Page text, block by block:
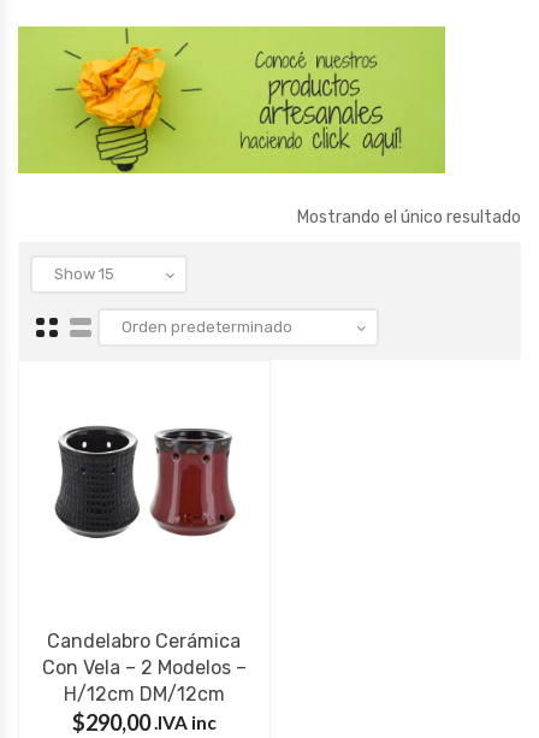
Mostrando el único resultado
Candelabro Cerámica
Con Vela – 2 Modelos –
H/12cm DM/12cm
$290,00 IVA inc.